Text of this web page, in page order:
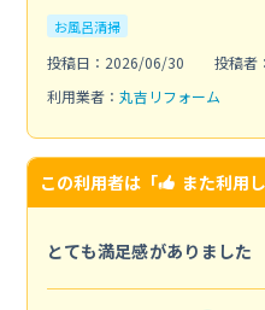
お風呂清掃
投稿日：2026/06/30
投稿者
利用業者： 丸吉リフォーム
この利用者は「 また利用
とても満足感がありました